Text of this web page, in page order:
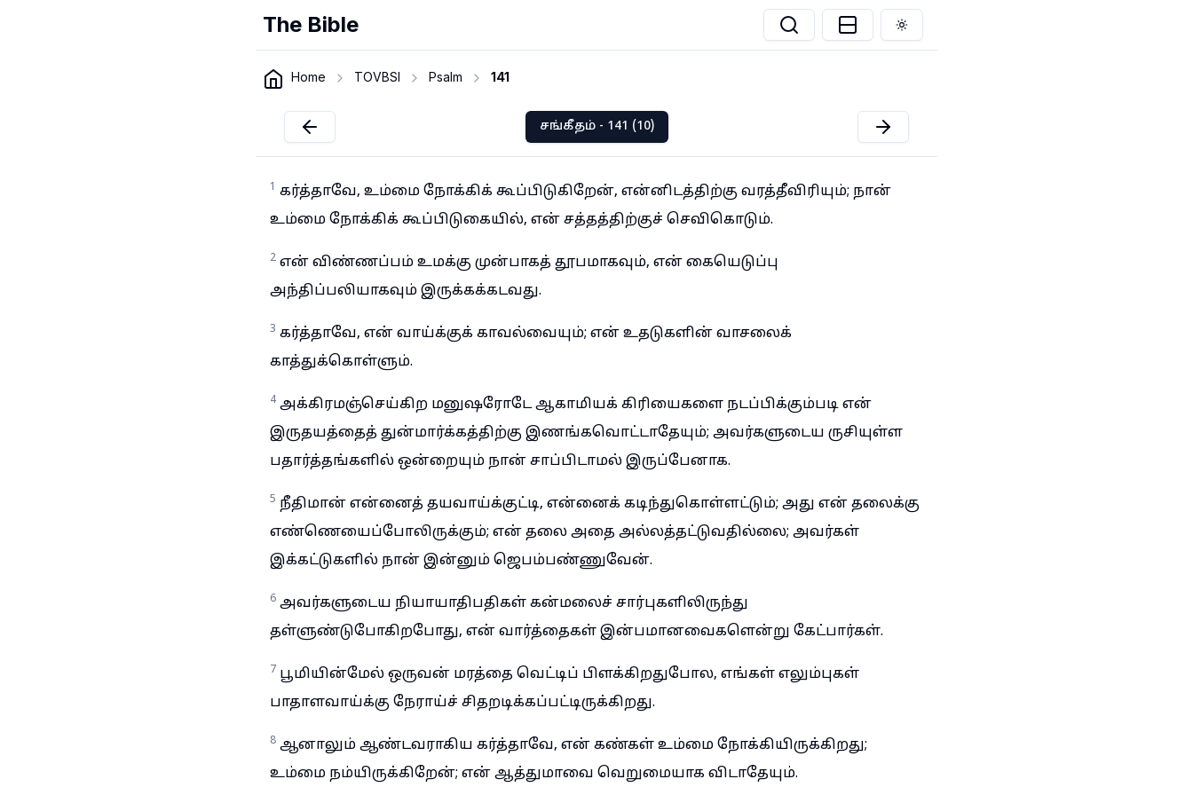
The Bible Toggle theme
Home TOVBSI Psalm 141
சங்கீதம் - 141 (10)
1 கர்த்தாவே, உம்மை நோக்கிக் கூப்பிடுகிறேன், என்னிடத்திற்கு வரத்தீவிரியும்; நான்
உம்மை நோக்கிக் கூப்பிடுகையில், என் சத்தத்திற்குச் செவிகொடும்.
2 என் விண்ணப்பம் உமக்கு முன்பாகத் தூபமாகவும், என் கையெடுப்பு
அந்திப்பலியாகவும் இருக்கக்கடவது.
3 கர்த்தாவே, என் வாய்க்குக் காவல்வையும்; என் உதடுகளின் வாசலைக்
காத்துக்கொள்ளும்.
4 அக்கிரமஞ்செய்கிற மனுஷரோடே ஆகாமியக் கிரியைகளை நடப்பிக்கும்படி என்
இருதயத்தைத் துன்மார்க்கத்திற்கு இணங்கவொட்டாதேயும்; அவர்களுடைய ருசியுள்ள
பதார்த்தங்களில் ஒன்றையும் நான் சாப்பிடாமல் இருப்பேனாக.
5 நீதிமான் என்னைத் தயவாய்க்குட்டி, என்னைக் கடிந்துகொள்ளட்டும்; அது என் தலைக்கு
எண்ணெயைப்போலிருக்கும்; என் தலை அதை அல்லத்தட்டுவதில்லை; அவர்கள்
இக்கட்டுகளில் நான் இன்னும் ஜெபம்பண்ணுவேன்.
6 அவர்களுடைய நியாயாதிபதிகள் கன்மலைச் சார்புகளிலிருந்து
தள்ளுண்டுபோகிறபோது, என் வார்த்தைகள் இன்பமானவைகளென்று கேட்பார்கள்.
7 பூமியின்மேல் ஒருவன் மரத்தை வெட்டிப் பிளக்கிறதுபோல, எங்கள் எலும்புகள்
பாதாளவாய்க்கு நேராய்ச் சிதறடிக்கப்பட்டிருக்கிறது.
8 ஆனாலும் ஆண்டவராகிய கர்த்தாவே, என் கண்கள் உம்மை நோக்கியிருக்கிறது;
உம்மை நம்யிருக்கிறேன்; என் ஆத்துமாவை வெறுமையாக விடாதேயும்.